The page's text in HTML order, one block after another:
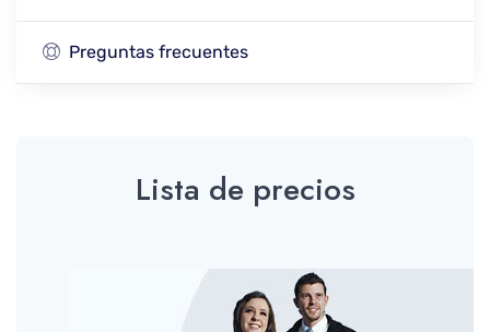
Preguntas frecuentes
Lista de precios